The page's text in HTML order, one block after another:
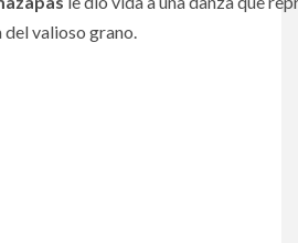
del valioso grano.